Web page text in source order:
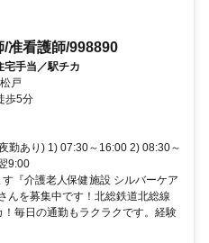
准看護師/998890
宅手当／駅チカ
戸
徒歩5分
勤あり) 1) 07:30～16:00 2) 08:30～
9:00
『介護老人保健施設 シルバーケア
んを募集中です！北総鉄道北総線
！毎日の通勤もラクラクです。経験